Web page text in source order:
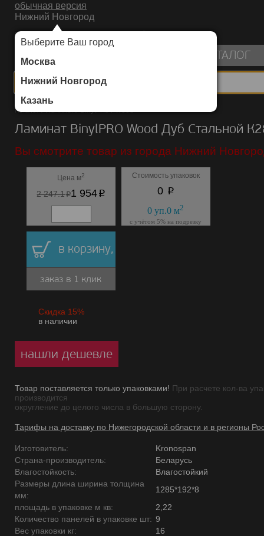
обычная версия
Нижний Новгород
Выберите Ваш город
Москва
Нижний Новгород
Казань
ИНТЕРНЕТ-МАГАЗИН НАПОЛЬНЫХ ПОКРЫТИЙ
КАТАЛОГ
Каталог/Ламинат/BinylPRO/Wood
Ламинат BinylPRO Wood Дуб Стальной
Вы смотрите товар из города Нижний
Цена м2
2 247.1p1 954p
Стоимость упаковок
0 p
0 уп.0 м2
с учётом 5% на подрезку
в корзину,
заказ в 1 клик
Скидка 15%
в наличии
нашли дешевле
Товар поставляется только упаковками! При расчете кол-ва
производится
округление до целого числа в большую сторону.
Тарифы на доставку по Нижегородской области и в регионы
Изготовитель:
Kronospan
Страна-производитель:
Беларусь
Влагостойкость:
Влагостойкий
Размеры длина ширина толщина
мм:
1285*192*8
площадь в упаковке м кв:
2,22
Количество панелей в упаковке шт: 9
Вес упаковки кг:
16